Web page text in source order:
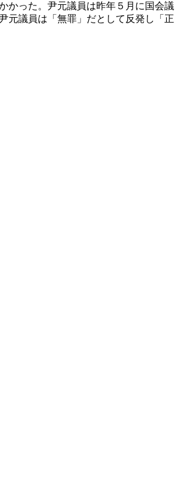
かった。尹元議員は昨年５月に国会議
元議員は「無罪」だとして反発し「正